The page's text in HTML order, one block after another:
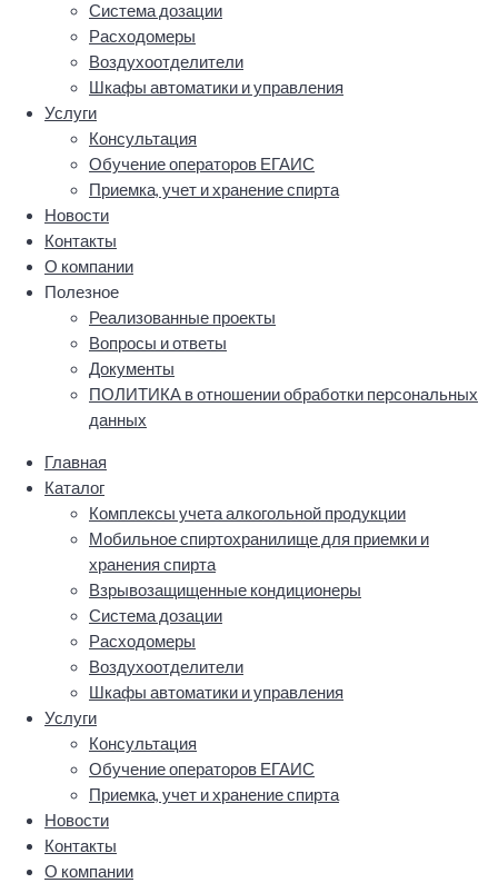
Система дозации
Расходомеры
Воздухоотделители
Шкафы автоматики и управления
Услуги
Консультация
Обучение операторов ЕГАИС
Приемка, учет и хранение спирта
Новости
Контакты
О компании
Полезное
Реализованные проекты
Вопросы и ответы
Документы
ПОЛИТИКА в отношении обработки персональных
данных
Главная
Каталог
Комплексы учета алкогольной продукции
Мобильное спиртохранилище для приемки и
хранения спирта
Взрывозащищенные кондиционеры
Система дозации
Расходомеры
Воздухоотделители
Шкафы автоматики и управления
Услуги
Консультация
Обучение операторов ЕГАИС
Приемка, учет и хранение спирта
Новости
Контакты
О компании